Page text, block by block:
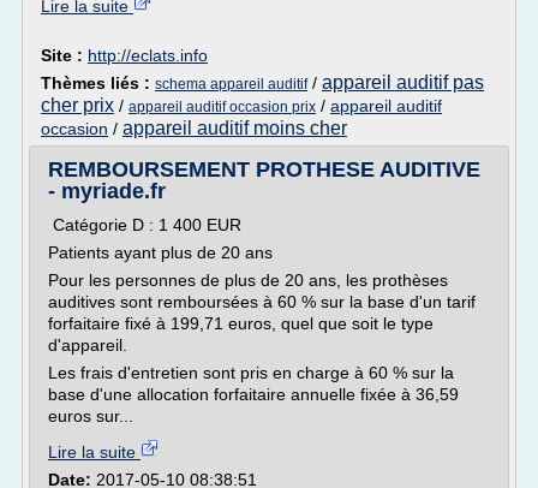
Lire la suite
Site : http://eclats.info
Thèmes liés : schema appareil auditif/ appareil auditif pas
cher prix / appareil auditif occasion prix / appareil auditif
occasion / appareil auditif moins cher
REMBOURSEMENT PROTHESE AUDITIVE
- myriade.fr
Catégorie D : 1 400 EUR
Patients ayant plus de 20 ans
Pour les personnes de plus de 20 ans, les prothèses
auditives sont remboursées à 60 % sur la base d'un tarif
forfaitaire fixé à 199,71 euros, quel que soit le type
d'appareil.
Les frais d'entretien sont pris en charge à 60 % sur la
base d'une allocation forfaitaire annuelle fixée à 36,59
euros sur...
Lire la suite
Date: 2017-05-10 08:38:51